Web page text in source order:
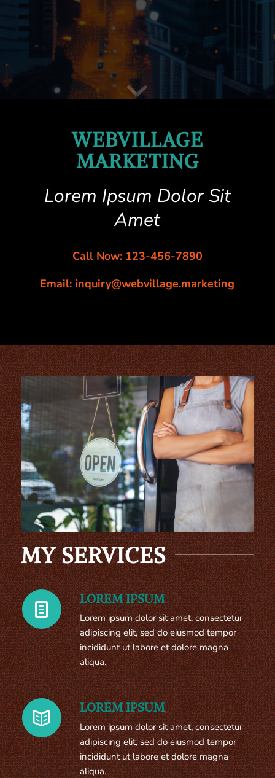
WEBVILLAGE
MARKETING
Lorem Ipsum Dolor Sit
Amet
Call Now: 123-456-7890
Email: inquiry@webvillage.marketing
MY SERVICES
LOREM IPSUM
Lorem ipsum dolor sit amet, consectetur
adipiscing elit, sed do eiusmod tempor
incididunt ut labore et dolore magna
aliqua.
LOREM IPSUM
Lorem ipsum dolor sit amet, consectetur
adipiscing elit, sed do eiusmod tempor
incididunt ut labore et dolore magna
aliqua.